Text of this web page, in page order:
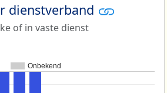
dienstverband
of in vaste dienst
Onbekend